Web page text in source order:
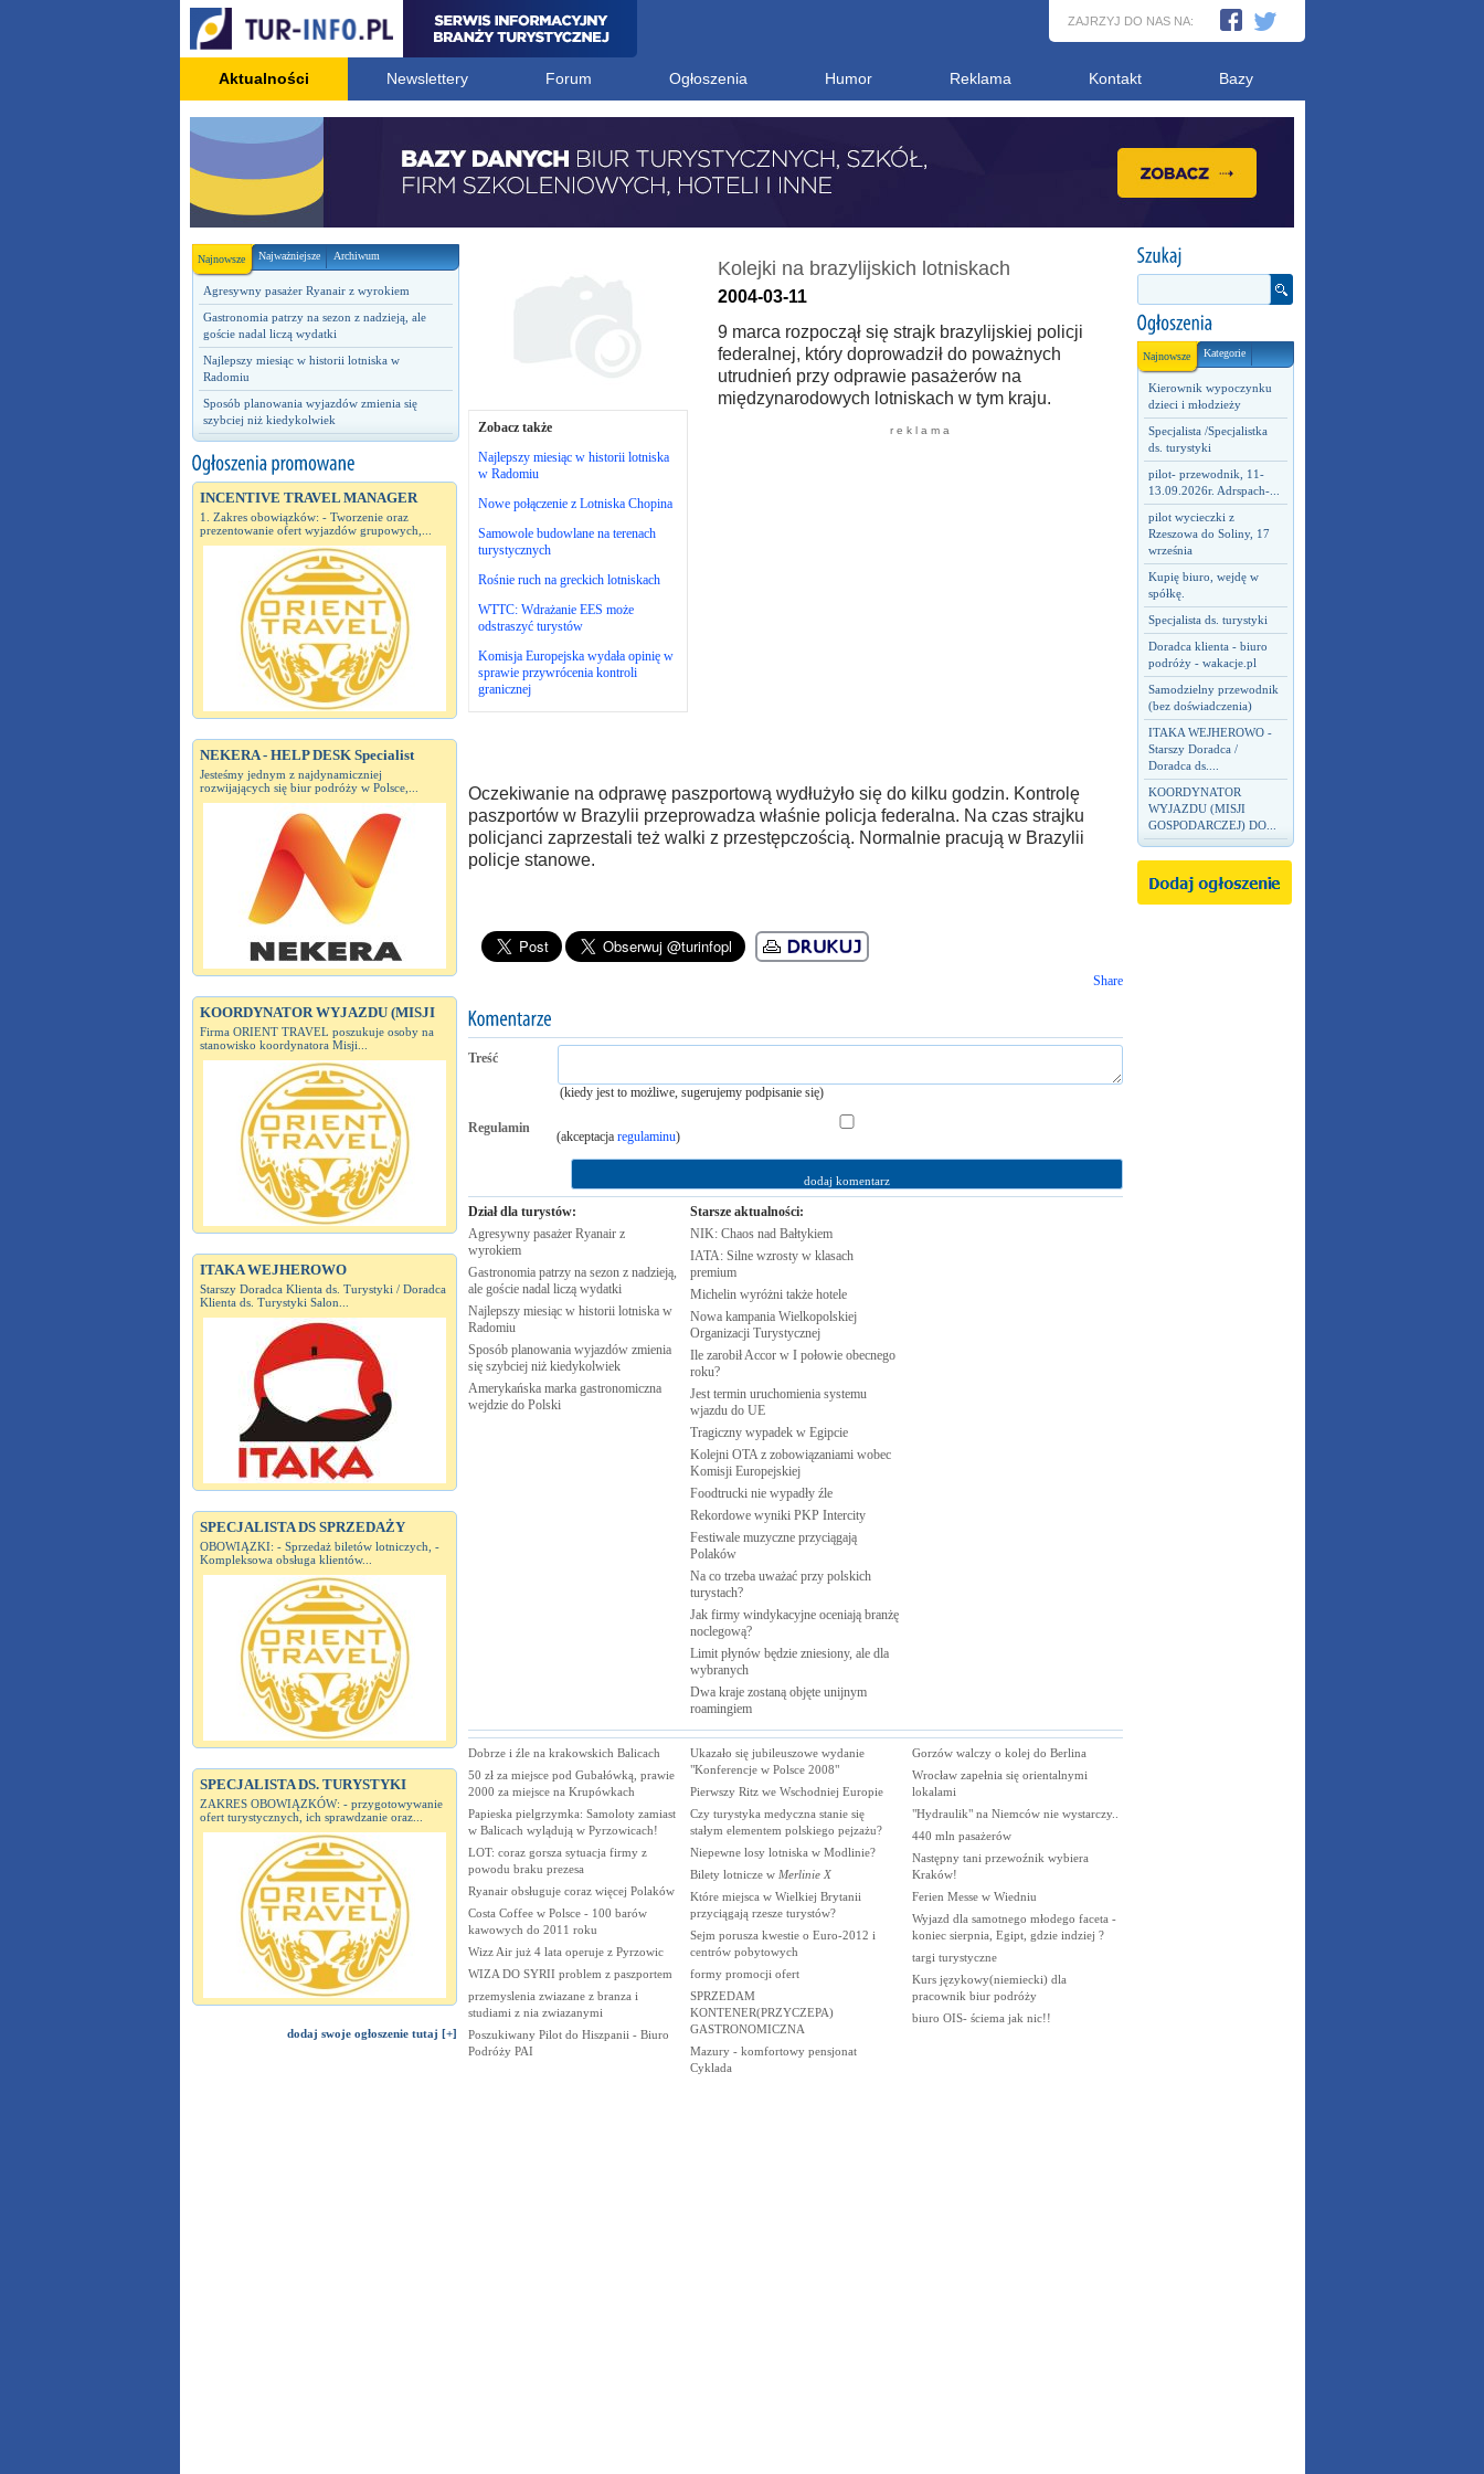
ZAJRZYJ DO NAS NA:
Aktualności Newslettery Forum Ogłoszenia Humor Reklama Kontakt Bazy
Najnowsze Najważniejsze Archiwum
Agresywny pasażer Ryanair z wyrokiem
Gastronomia patrzy na sezon z nadzieją, ale
goście nadal liczą wydatki
Najlepszy miesiąc w historii lotniska w
Radomiu
Sposób planowania wyjazdów zmienia się
szybciej niż kiedykolwiek
INCENTIVE TRAVEL MANAGER
1. Zakres obowiązków: - Tworzenie oraz
prezentowanie ofert wyjazdów grupowych,...
NEKERA - HELP DESK Specialist
Jesteśmy jednym z najdynamiczniej
rozwijających się biur podróży w Polsce,...
KOORDYNATOR WYJAZDU (MISJI
Firma ORIENT TRAVEL poszukuje osoby na
stanowisko koordynatora Misji...
ITAKA WEJHEROWO
Starszy Doradca Klienta ds. Turystyki / Doradca
Klienta ds. Turystyki Salon...
SPECJALISTA DS SPRZEDAŻY
OBOWIĄZKI: - Sprzedaż biletów lotniczych, -
Kompleksowa obsługa klientów...
SPECJALISTA DS. TURYSTYKI
ZAKRES OBOWIĄZKÓW: - przygotowywanie
ofert turystycznych, ich sprawdzanie oraz...
dodaj swoje ogłoszenie tutaj [+]
Najnowsze Kategorie
Kierownik wypoczynku
dzieci i młodzieży
Specjalista /Specjalistka
ds. turystyki
pilot- przewodnik, 11-
13.09.2026r. Adrspach-...
pilot wycieczki z
Rzeszowa do Soliny, 17
września
Kupię biuro, wejdę w
spółkę.
Specjalista ds. turystyki
Doradca klienta - biuro
podróży - wakacje.pl
Samodzielny przewodnik
(bez doświadczenia)
ITAKA WEJHEROWO -
Starszy Doradca /
Doradca ds....
KOORDYNATOR
WYJAZDU (MISJI
GOSPODARCZEJ) DO...
Zobacz także
Najlepszy miesiąc w historii lotniska
w Radomiu
Nowe połączenie z Lotniska Chopina
Samowole budowlane na terenach
turystycznych
Rośnie ruch na greckich lotniskach
WTTC: Wdrażanie EES może
odstraszyć turystów
Komisja Europejska wydała opinię w
sprawie przywrócenia kontroli
granicznej
Kolejki na brazylijskich lotniskach
2004-03-11
9 marca rozpoczął się strajk brazylijskiej policji
federalnej, który doprowadził do poważnych
utrudnień przy odprawie pasażerów na
międzynarodowych lotniskach w tym kraju.
r e k l a m a
Oczekiwanie na odprawę paszportową wydłużyło się do kilku godzin. Kontrolę
paszportów w Brazylii przeprowadza właśnie policja federalna. Na czas strajku
policjanci zaprzestali też walki z przestępczością. Normalnie pracują w Brazylii
policje stanowe.
Share
Treść
(kiedy jest to możliwe, sugerujemy podpisanie się)
Regulamin
(akceptacja regulaminu)
Dział dla turystów:
Agresywny pasażer Ryanair z
wyrokiem
Gastronomia patrzy na sezon z nadzieją,
ale goście nadal liczą wydatki
Najlepszy miesiąc w historii lotniska w
Radomiu
Sposób planowania wyjazdów zmienia
się szybciej niż kiedykolwiek
Amerykańska marka gastronomiczna
wejdzie do Polski
Starsze aktualności:
NIK: Chaos nad Bałtykiem
IATA: Silne wzrosty w klasach
premium
Michelin wyróżni także hotele
Nowa kampania Wielkopolskiej
Organizacji Turystycznej
Ile zarobił Accor w I połowie obecnego
roku?
Jest termin uruchomienia systemu
wjazdu do UE
Tragiczny wypadek w Egipcie
Kolejni OTA z zobowiązaniami wobec
Komisji Europejskiej
Foodtrucki nie wypadły źle
Rekordowe wyniki PKP Intercity
Festiwale muzyczne przyciągają
Polaków
Na co trzeba uważać przy polskich
turystach?
Jak firmy windykacyjne oceniają branżę
noclegową?
Limit płynów będzie zniesiony, ale dla
wybranych
Dwa kraje zostaną objęte unijnym
roamingiem
Dobrze i źle na krakowskich Balicach
50 zł za miejsce pod Gubałówką, prawie
2000 za miejsce na Krupówkach
Papieska pielgrzymka: Samoloty zamiast
w Balicach wylądują w Pyrzowicach!
LOT: coraz gorsza sytuacja firmy z
powodu braku prezesa
Ryanair obsługuje coraz więcej Polaków
Costa Coffee w Polsce - 100 barów
kawowych do 2011 roku
Wizz Air już 4 lata operuje z Pyrzowic
WIZA DO SYRII problem z paszportem
przemyslenia zwiazane z branza i
studiami z nia zwiazanymi
Poszukiwany Pilot do Hiszpanii - Biuro
Podróży PAI
Ukazało się jubileuszowe wydanie
"Konferencje w Polsce 2008"
Pierwszy Ritz we Wschodniej Europie
Czy turystyka medyczna stanie się
stałym elementem polskiego pejzażu?
Niepewne losy lotniska w Modlinie?
Bilety lotnicze w Merlinie X
Które miejsca w Wielkiej Brytanii
przyciągają rzesze turystów?
Sejm porusza kwestie o Euro-2012 i
centrów pobytowych
formy promocji ofert
SPRZEDAM
KONTENER(PRZYCZEPA)
GASTRONOMICZNA
Mazury - komfortowy pensjonat
Cyklada
Gorzów walczy o kolej do Berlina
Wrocław zapełnia się orientalnymi
lokalami
"Hydraulik" na Niemców nie wystarczy..
440 mln pasażerów
Następny tani przewoźnik wybiera
Kraków!
Ferien Messe w Wiedniu
Wyjazd dla samotnego młodego faceta -
koniec sierpnia, Egipt, gdzie indziej ?
targi turystyczne
Kurs językowy(niemiecki) dla
pracownik biur podróży
biuro OIS- ściema jak nic!!